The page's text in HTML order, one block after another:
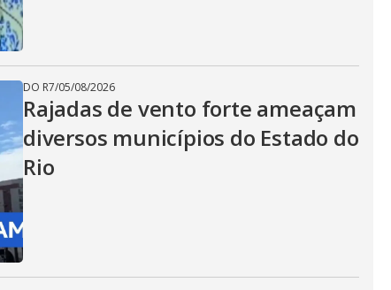
DO R7/05/08/2026
Rajadas de vento forte ameaçam
diversos municípios do Estado do
Rio